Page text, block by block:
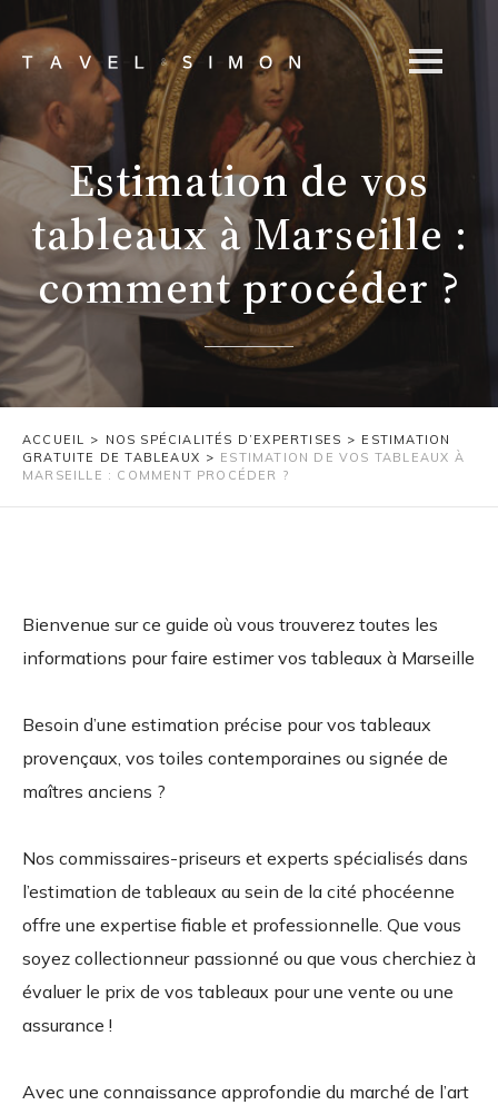
Estimation de vos
tableaux à Marseille :
comment procéder ?
ACCUEIL > NOS SPÉCIALITÉS D’EXPERTISES > ESTIMATION
GRATUITE DE TABLEAUX > ESTIMATION DE VOS TABLEAUX À
MARSEILLE : COMMENT PROCÉDER ?
Bienvenue sur ce guide où vous trouverez toutes les
informations pour faire estimer vos tableaux à Marseille
Besoin d’une estimation précise pour vos tableaux
provençaux, vos toiles contemporaines ou signée de
maîtres anciens ?
Nos commissaires-priseurs et experts spécialisés dans
l’estimation de tableaux au sein de la cité phocéenne
offre une expertise fiable et professionnelle. Que vous
soyez collectionneur passionné ou que vous cherchiez à
évaluer le prix de vos tableaux pour une vente ou une
assurance !
Avec une connaissance approfondie du marché de l’art